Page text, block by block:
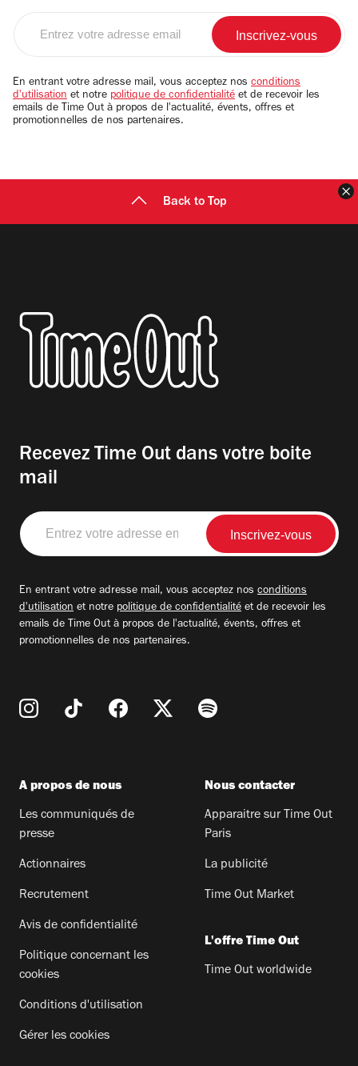
email
En entrant votre adresse mail, vous acceptez nos conditions
d'utilisation et notre politique de confidentialité et de recevoir les
emails de Time Out à propos de l'actualité, évents, offres et
promotionnelles de nos partenaires.
Back to Top
Recevez Time Out dans votre boite
mail
Entrez
votre
adresse
En entrant votre adresse mail, vous acceptez nos conditions
d'utilisation et notre politique de confidentialité et de recevoir les
emails de Time Out à propos de l'actualité, évents, offres et
promotionnelles de nos partenaires.
A propos de nous
Les communiqués de
presse
Actionnaires
Recrutement
Avis de confidentialité
Politique concernant les
cookies
Conditions d'utilisation
Gérer les cookies
Nous contacter
Apparaitre sur Time Out
Paris
La publicité
Time Out Market
L'offre Time Out
Time Out worldwide